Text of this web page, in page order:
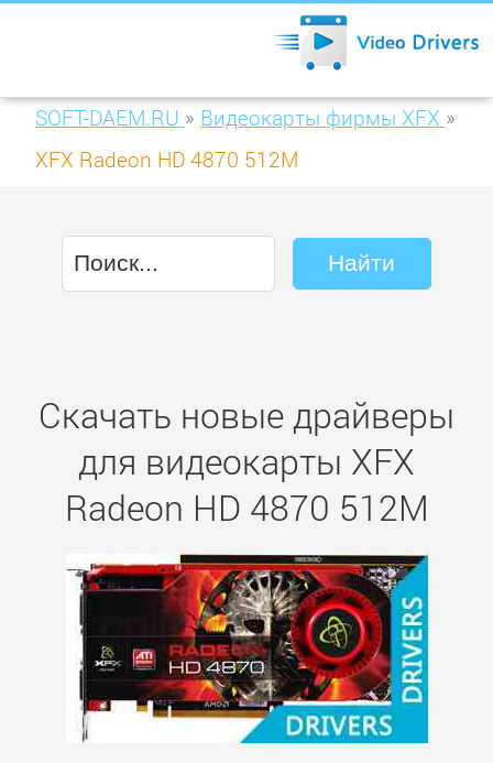
SOFT-DAEM.RU » Видеокарты фирмы XFX »
XFX Radeon HD 4870 512M
Скачать новые драйверы
для видеокарты XFX
Radeon HD 4870 512M